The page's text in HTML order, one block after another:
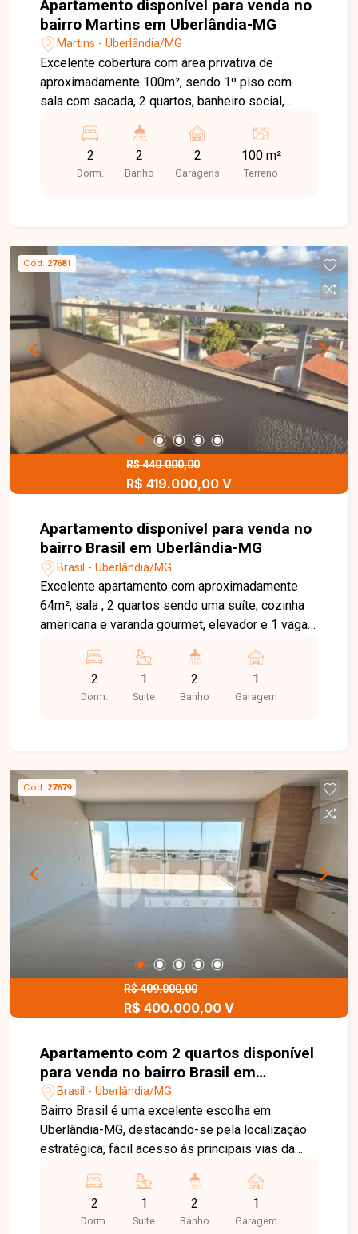
Apartamento disponível para venda no
bairro Martins em Uberlândia-MG
Martins - Uberlândia/MG
Excelente cobertura com área privativa de
aproximadamente 100m², sendo 1º piso com
sala com sacada, 2 quartos, banheiro social,
sacada, banheiro social, varanda gourmet,
churrasqueira e 2 vagas de garagem. Condomínio
com portaria 24 horas, salão de festa, quadra
pessoalmente todos os detalhes deste incrível
imóvel. Estamos à disposição para esclarecer
suas dúvidas e auxiliar em todo o processo.
Entre em contato conosco pelo telefone ou
WhatsApp no número 32309900 ou venha
conhecer nosso espaço e conversar
pessoalmente com um consultor que irá te
auxiliar na busca pelo imóvel que você busca.
Temos 3 unidades para te receber, no Centro,
Zona Sul ou Zona Leste: Av. João Naves de Ávila,
257 - Centro Rua Rafael Marino Neto, 135 -
Jardim Karaíba Av. Dr. Laerte Vieira Gonçalves,
607 - Santa Mônica
2
Dorm.
2
Banho
2
Garagens
100 m²
Terreno
Cód. 27681
R$ 440.000,00
R$ 419.000,00 V
Apartamento disponível para venda no
bairro Brasil em Uberlândia-MG
Brasil - Uberlândia/MG
Excelente apartamento com aproximadamente
64m², sala , 2 quartos sendo uma suíte, cozinha
americana e varanda gourmet, elevador e 1 vaga
2
Dorm.
1
Suite
2
Banho
1
Garagem
Cód. 27679
R$ 409.000,00
R$ 400.000,00 V
Apartamento com 2 quartos disponível
para venda no bairro Brasil em
Uberlândia-MG
Brasil - Uberlândia/MG
Bairro Brasil é uma excelente escolha em
Uberlândia-MG, destacando-se pela localização
estratégica, fácil acesso às principais vias da
opções de lazer. A região oferece praticidade e
qualidade de vida. Excelente apartamento com
aproximadamente 63,28 m² de área privativa,
2
Dorm.
1
Suite
2
Banho
1
Garagem